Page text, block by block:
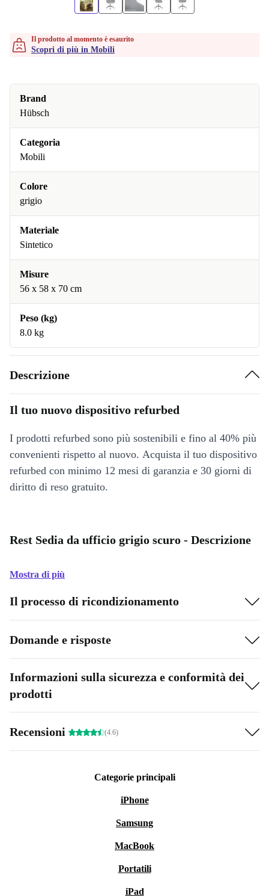
Il prodotto al momento è esaurito
Scopri di più in Mobili
Brand
Hübsch
Categoria
Mobili
Colore
grigio
Materiale
Sintetico
Misure
56 x 58 x 70 cm
Peso (kg)
8.0 kg
Descrizione
Il tuo nuovo dispositivo refurbed
I prodotti refurbed sono più sostenibili e fino al 40% più
convenienti rispetto al nuovo. Acquista il tuo dispositivo
refurbed con minimo 12 mesi di garanzia e 30 giorni di
diritto di reso gratuito.
Rest Sedia da ufficio grigio scuro - Descrizione
Mostra di più
Il processo di ricondizionamento
Domande e risposte
Informazioni sulla sicurezza e conformità dei
prodotti
Recensioni (4.6)
Categorie principali
iPhone
Samsung
MacBook
Portatili
iPad